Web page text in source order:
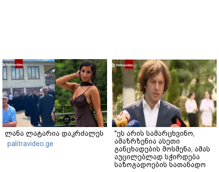
ლანა ლატარია დაკრძალეს
palitravideo.ge
"ეს არის სამარცხვინო,
ამაზრზენია ასეთი
განცხადების მოსმენა, ამას
აუცილებლად სჭირდება
საზოგადოების სათანადო